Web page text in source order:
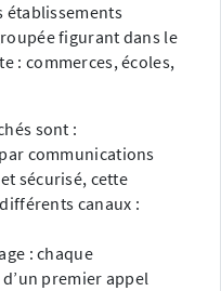
établissements
figurant dans le
: commerces, écoles,
sont :
communications
sécurisé, cette
canaux :
: chaque
premier appel